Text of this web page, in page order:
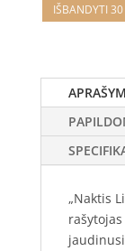
IŠBANDYTI
„Naktis